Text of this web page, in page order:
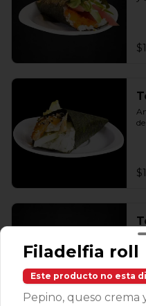
Filadelfia roll
Este producto no esta
Pepino, queso crema